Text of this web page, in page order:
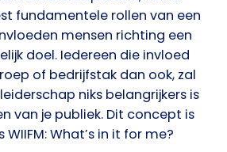
fundamentele rollen van een
mensen richting een
doel. Iedereen die invloed
of bedrijfstak dan ook, zal
niks belangrijkers is
van je publiek. Dit concept is
What’s in it for me?